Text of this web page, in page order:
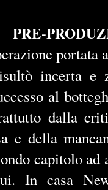
PRE-
portata
incerta e
al
dalla
e della
capitolo ad
In casa